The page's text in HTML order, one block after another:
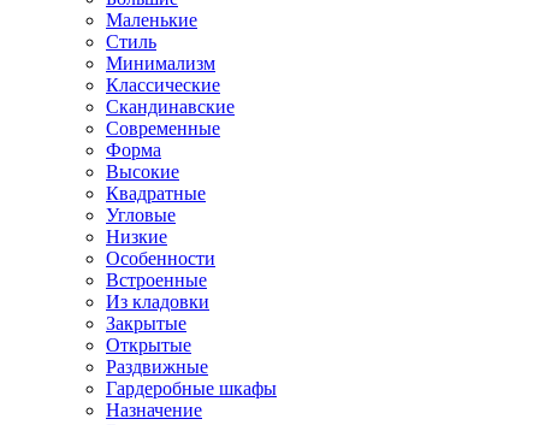
Маленькие
Стиль
Минимализм
Классические
Скандинавские
Современные
Форма
Высокие
Квадратные
Угловые
Низкие
Особенности
Встроенные
Из кладовки
Закрытые
Открытые
Раздвижные
Гардеробные шкафы
Назначение